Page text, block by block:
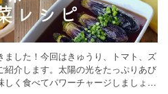
した！今回はきゅうり、トマト、ズ
紹介します。太陽の光をたっぷりあび
く食べてパワーチャージしましょう